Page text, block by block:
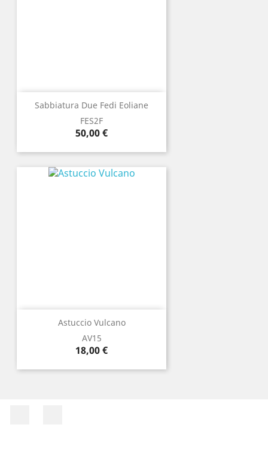
Sabbiatura Due Fedi Eoliane
FES2F
Prezzo
50,00 €
Astuccio Vulcano
AV15
Prezzo
18,00 €